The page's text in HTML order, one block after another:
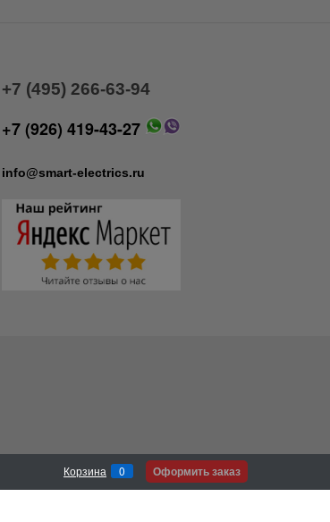
+7 (495) 266-63-94
+7 (926) 419-43-27
info@smart-electrics.ru
Корзина 0 Оформить заказ